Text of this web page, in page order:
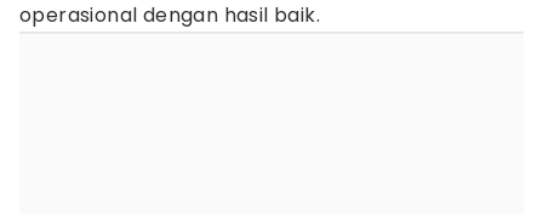
operasional dengan hasil baik.